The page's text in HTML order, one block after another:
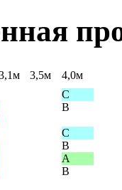
3,5м
4,0м
C
В
C
В
A
В